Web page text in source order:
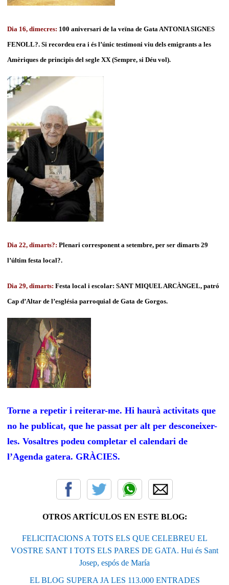
Dia 16, dimecres: 100 aniversari de la veïna de Gata ANTONIA SIGNES
FENOLL?. Si recordeu era i és l’únic testimoni viu dels emigrants a les
Amèriques de principis del segle XX (Sempre, si Déu vol).
Dia 22, dimarts?: Plenari corresponent a setembre, per ser dimarts 29
l’últim festa local?.
Dia 29, dimarts: Festa local i escolar: SANT MIQUEL ARCÀNGEL, patró
Cap d’Altar de l’església parroquial de Gata de Gorgos.
Torne a repetir i reiterar-me. Hi haurà activitats que
no he publicat, que he passat per alt per desconeixer-
les. Vosaltres podeu completar el calendari de
l’Agenda gatera. GRÀCIES.
OTROS ARTÍCULOS EN ESTE BLOG:
FELICITACIONS A TOTS ELS QUE CELEBREU EL
VOSTRE SANT I TOTS ELS PARES DE GATA. Hui és Sant
Josep, espós de María
EL BLOG SUPERA JA LES 113.000 ENTRADES